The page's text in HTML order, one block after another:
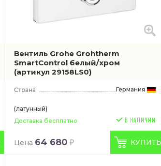
Вентиль Grohe Grohtherm
SmartControl белый/хром
(артикул 29158LS0)
Германия
(латунный)
Доставка бесплатно
Цена 64 680 КУПИТЬ